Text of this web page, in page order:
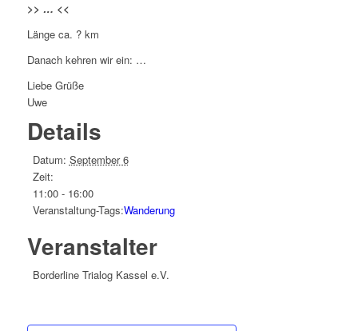
>> … <<
Länge ca. ? km
Danach kehren wir ein: …
Liebe Grüße
Uwe
Details
Datum: September 6
Zeit:
11:00 - 16:00
Veranstaltung-Tags:Wanderung
Veranstalter
Borderline Trialog Kassel e.V.